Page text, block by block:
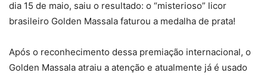
dia 15 de maio, saiu o resultado: o “misterioso” licor
brasileiro Golden Massala faturou a medalha de prata!
Após o reconhecimento dessa premiação internacional, o
Golden Massala atraiu a atenção e atualmente já é usado